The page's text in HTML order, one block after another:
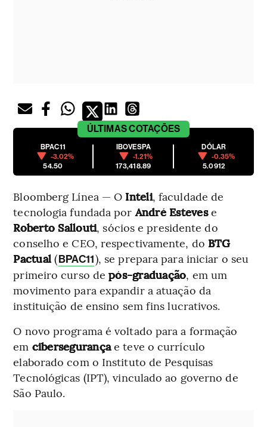
ÚLTIMASCOTAÇÕES
BPAC11
-3.02%
54.50
IBOVESPA
-1.21%
173,418.89
DÓLAR
-0.35%
5.0912
Bloomberg Línea — O Inteli, faculdade de
tecnologia fundada porAndré Estevese
Roberto Sallouti, sócios e presidente do
conselho e CEO, respectivamente, do BTG
Pactual (BPAC11), se prepara para iniciar o seu
primeiro curso depós-graduação, em um
movimento para expandir a atuação da
instituição de ensino sem fins lucrativos.
O novo programa é voltado para a formação
em cibersegurançae teve o currículo
elaborado com o Instituto de Pesquisas
Tecnológicas (IPT), vinculado ao governo de
São Paulo.